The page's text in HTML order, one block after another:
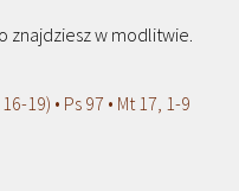
znajdziesz w modlitwie.
19) • Ps 97 • Mt 17, 1-9